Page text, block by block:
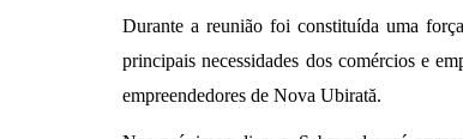
Durante a reunião foi constituída uma
principais necessidades dos comércios e
empreendedores de Nova Ubirată.